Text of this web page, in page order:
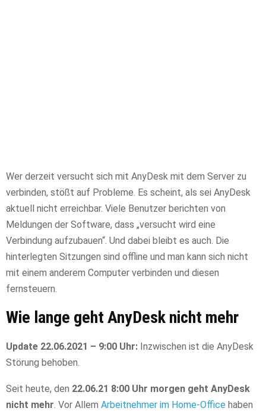
Wer derzeit versucht sich mit AnyDesk mit dem Server zu
verbinden, stößt auf Probleme. Es scheint, als sei AnyDesk
aktuell nicht erreichbar. Viele Benutzer berichten von
Meldungen der Software, dass „versucht wird eine
Verbindung aufzubauen“. Und dabei bleibt es auch. Die
hinterlegten Sitzungen sind offline und man kann sich nicht
mit einem anderem Computer verbinden und diesen
fernsteuern.
Wie lange geht AnyDesk nicht mehr
Update 22.06.2021 – 9:00 Uhr: Inzwischen ist die AnyDesk
Störung behoben.
Seit heute, den 22.06.21 8:00 Uhr morgen geht AnyDesk
nicht mehr . Vor Allem Arbeitnehmer im Home-Office haben